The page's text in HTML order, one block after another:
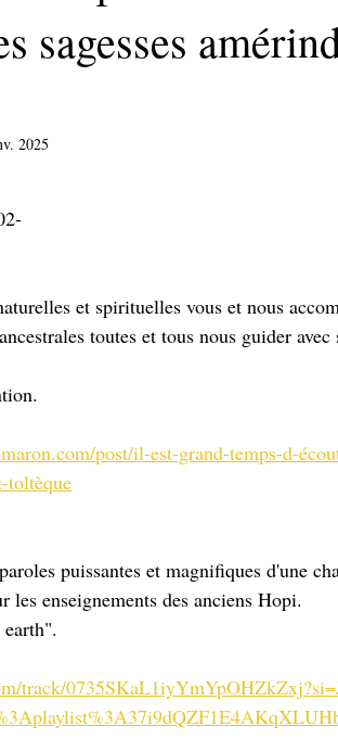
sagesses
2025
5.
et spirituelles vous et nous
toutes et tous nous guider
post/il-est-grand-temps-d-
toltèque
puissantes et magnifiques d'une
les enseignements des anciens Hopi.
track/